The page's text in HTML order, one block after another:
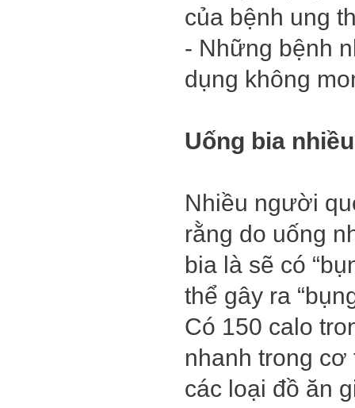
của bệnh ung
- Những bệnh
dụng không
Uống bia
Nhiều người
rằng do uống
bia là sẽ có
thể gây ra
Có 150 calo
nhanh trong
các loại đồ ăn